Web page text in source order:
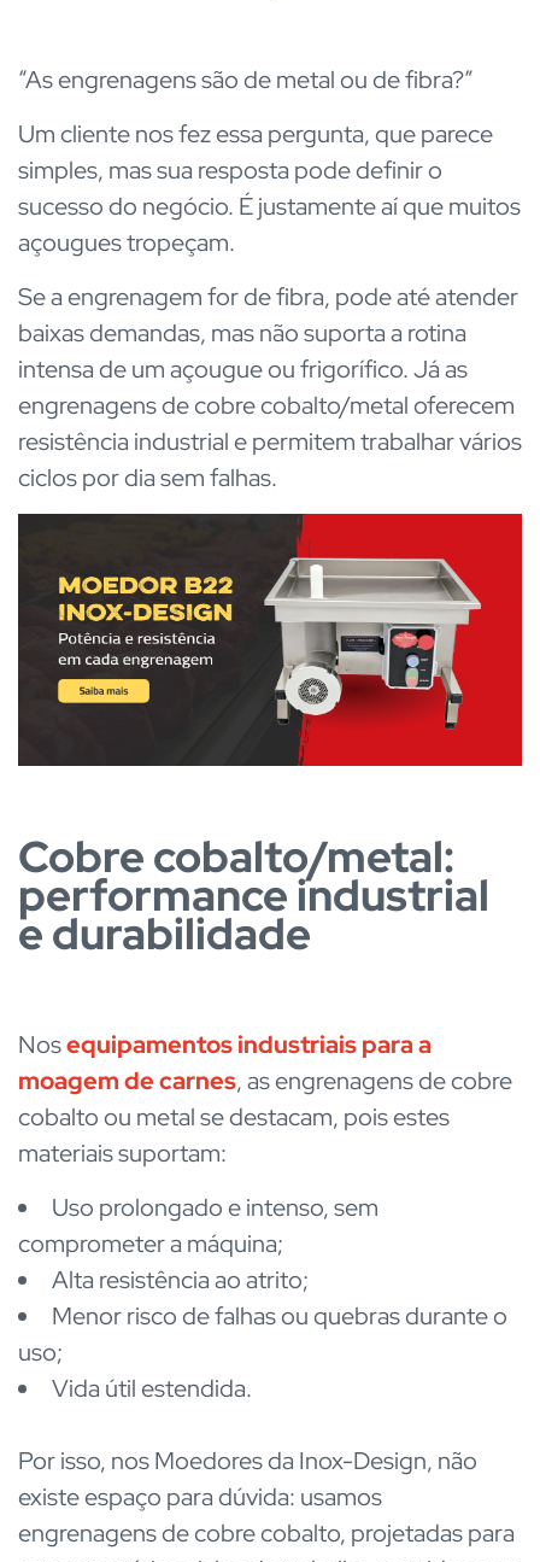
“As engrenagens são de metal ou de fibra?”
Um cliente nos fez essa pergunta, que parece
simples, mas sua resposta pode definir o
sucesso do negócio. É justamente aí que muitos
açougues tropeçam.
Se a engrenagem for de fibra, pode até atender
baixas demandas, mas não suporta a rotina
intensa de um açougue ou frigorífico. Já as
engrenagens de cobre cobalto/metal oferecem
resistência industrial e permitem trabalhar vários
ciclos por dia sem falhas.
Cobre cobalto/metal:
performance industrial
e durabilidade
Nosequipamentos industriais para a
moagem de carnes, as engrenagens de cobre
cobalto ou metalse destacam, pois estes
materiais suportam:
Uso prolongado e intenso, sem
comprometer a máquina;
Alta resistência ao atrito;
Menor risco de falhas ou quebras durante o
uso;
Vida útil estendida.
Por isso, nos Moedores da Inox-Design, não
existe espaço para dúvida: usamos
engrenagens de cobre cobalto, projetadas para